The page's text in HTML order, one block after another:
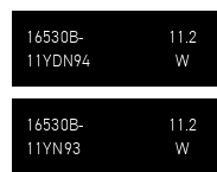
16530B-​
11YDN94
11.2
W
16530B-​
11YN93
11.2
W